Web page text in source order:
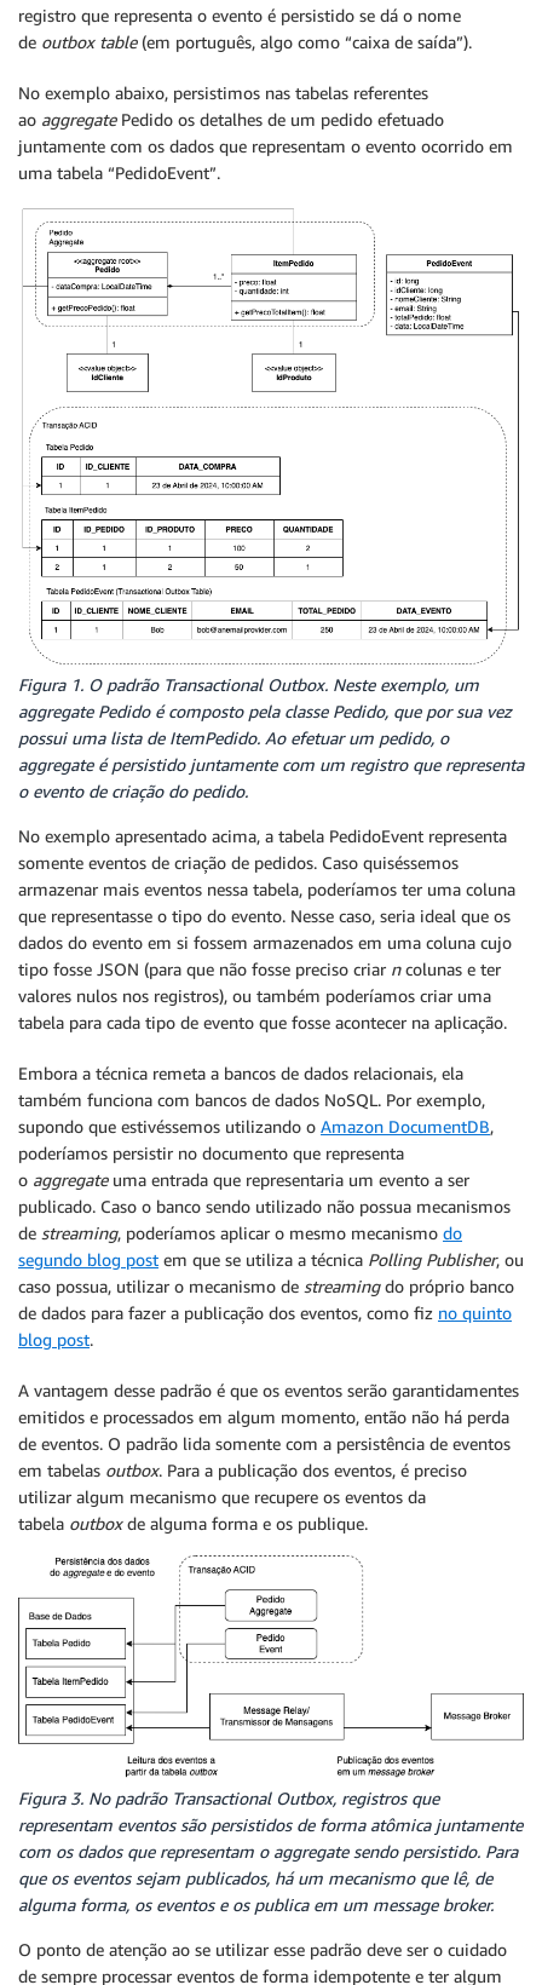
registro que representa o evento é persistido se dá o nome
de outbox table(em português, algo como “caixa de saída”).
No exemplo abaixo, persistimos nas tabelas referentes
ao aggregatePedido os detalhes de um pedido efetuado
juntamente com os dados que representam o evento ocorrido em
uma tabela “PedidoEvent”.
Figura 1. O padrão Transactional Outbox. Neste exemplo, um
aggregatePedido é composto pela classe Pedido, que por sua vez
possui uma lista de ItemPedido. Ao efetuar um pedido, o
aggregateé persistido juntamente com um registro que representa
o evento de criação do pedido.
No exemplo apresentado acima, a tabela PedidoEvent representa
somente eventos de criação de pedidos. Caso quiséssemos
armazenar mais eventos nessa tabela, poderíamos ter uma coluna
que representasse o tipo do evento. Nesse caso, seria ideal que os
dados do evento em si fossem armazenados em uma coluna cujo
tipo fosse JSON (para que não fosse preciso criar ncolunas e ter
valores nulos nos registros), ou também poderíamos criar uma
tabela para cada tipo de evento que fosse acontecer na aplicação.
Embora a técnica remeta a bancos de dados relacionais, ela
também funciona com bancos de dados NoSQL. Por exemplo,
supondo que estivéssemos utilizando o Amazon DocumentDB,
poderíamos persistir no documento que representa
o aggregateuma entrada que representaria um evento a ser
publicado. Caso o banco sendo utilizado não possua mecanismos
de streaming, poderíamos aplicar o mesmo mecanismo do
segundo blog post em que se utiliza a técnica Polling Publisher, ou
caso possua, utilizar o mecanismo de streamingdo próprio banco
de dados para fazer a publicação dos eventos, como fiz no quinto
blog post.
A vantagem desse padrão é que os eventos serão garantidamentes
emitidos e processados em algum momento, então não há perda
de eventos. O padrão lida somente com a persistência de eventos
em tabelas outbox. Para a publicação dos eventos, é preciso
utilizar algum mecanismo que recupere os eventos da
tabela outboxde alguma forma e os publique.
Figura 3. No padrão Transactional Outbox, registros que
representam eventos são persistidos de forma atômica juntamente
com os dados que representam o aggregatesendo persistido. Para
que os eventos sejam publicados, há um mecanismo que lê, de
alguma forma, os eventos e os publica em um message broker.
O ponto de atenção ao se utilizar esse padrão deve ser o cuidado
de sempre processar eventos de forma idempotente e ter algum